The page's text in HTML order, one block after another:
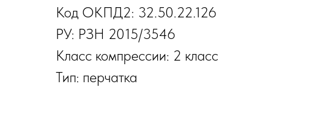
Код ОКПД2: 32.50.22.126
РУ: РЗН 2015/3546
Класс компрессии: 2 класс
Тип: перчатка